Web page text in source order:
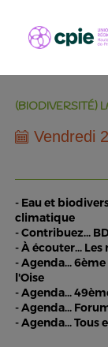
(BIODIVERSITÉ)
Vendredi
- Eau et
climatique
- Contribuez...
- À écouter...
- Agenda...
l'Oise
- Agenda...
- Agenda...
- Agenda... Tous